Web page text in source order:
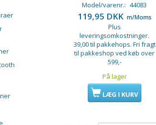
Model/varenr.: 44083
119,95 DKK m/Moms
Plus
leveringsomkostninger.
39,00 til pakkehops. Fri fragt
til pakkeshop ved køb over
599,-
På lager
LÆG I KURV